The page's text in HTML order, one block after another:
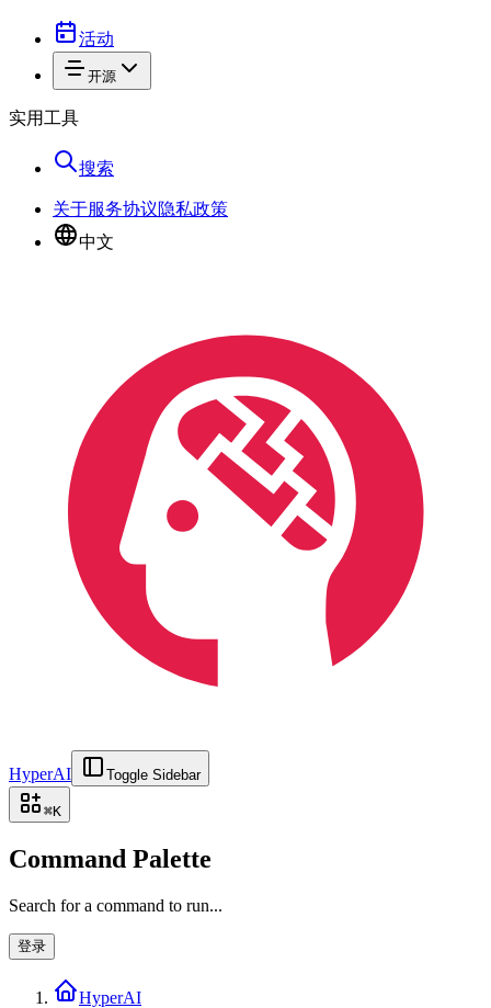
活动
开源
实用工具
搜索
关于服务协议隐私政策
中文
HyperAI Toggle Sidebar
⌘K
Command Palette
Search for a command to run...
登录
HyperAI